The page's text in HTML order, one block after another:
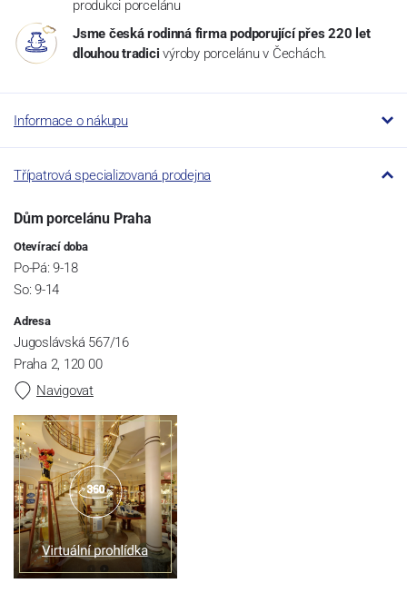
produkci porcelánu
Jsme česká rodinná firma podporující přes 220 let
dlouhou tradici výroby porcelánu v Čechách.
Informace o nákupu
Třípatrová specializovaná prodejna
Dům porcelánu Praha
Otevírací doba
Po-Pá: 9-18
So: 9-14
Adresa
Jugoslávská 567/16
Praha 2, 120 00
Navigovat